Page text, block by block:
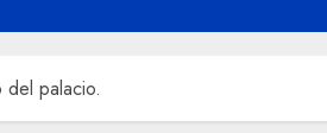
del palacio.